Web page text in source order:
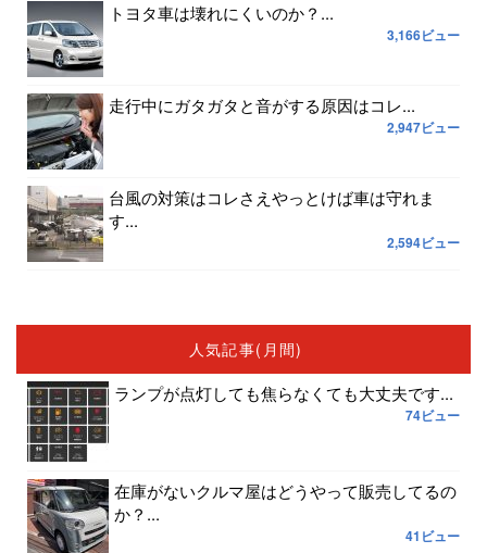
トヨタ車は壊れにくいのか？...
3,166ビュー
走行中にガタガタと音がする原因はコレ...
2,947ビュー
台風の対策はコレさえやっとけば車は守れま
す...
2,594ビュー
人気記事(月間)
ランプが点灯しても焦らなくても大丈夫です...
74ビュー
在庫がないクルマ屋はどうやって販売してるの
か？...
41ビュー